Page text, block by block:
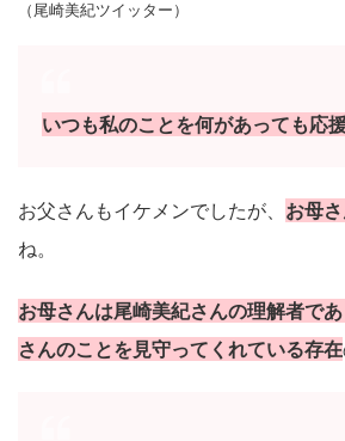
（尾崎美紀ツイッター）
いつも私のことを何があっても応
お父さんもイケメンでしたが、 お母
ね。
お母さんは尾崎美紀さんの理解者で
さんのことを見守ってくれている存在